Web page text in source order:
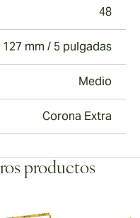
48
127 mm / 5 pulgadas
Medio
Corona Extra
productos